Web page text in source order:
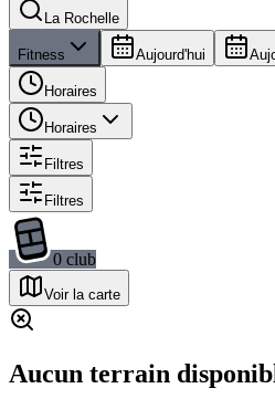
La Rochelle
Fitness Aujourd'hui
Horaires
Horaires
Filtres
Filtres
0 club
Voir la carte
Aucun terrain